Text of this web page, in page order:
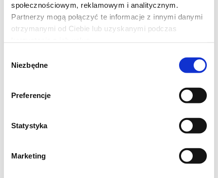
społecznościowym, reklamowym i analitycznym.
Partnerzy mogą połączyć te informacje z innymi danymi
otrzymanymi od Ciebie lub uzyskanymi podczas
zgody
Niezbędne
Preferencje
Statystyka
Marketing